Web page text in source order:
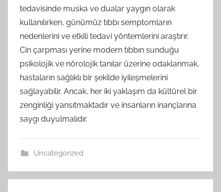
tedavisinde muska ve dualar yaygın olarak
kullanılırken, günümüz tıbbı semptomların
nedenlerini ve etkili tedavi yöntemlerini araştırır.
Cin çarpması yerine modern tıbbın sunduğu
psikolojik ve nörolojik tanılar üzerine odaklanmak,
hastaların sağlıklı bir şekilde iyileşmelerini
sağlayabilir. Ancak, her iki yaklaşım da kültürel bir
zenginliği yansıtmaktadır ve insanların inançlarına
saygı duyulmalıdır.
Uncategorized